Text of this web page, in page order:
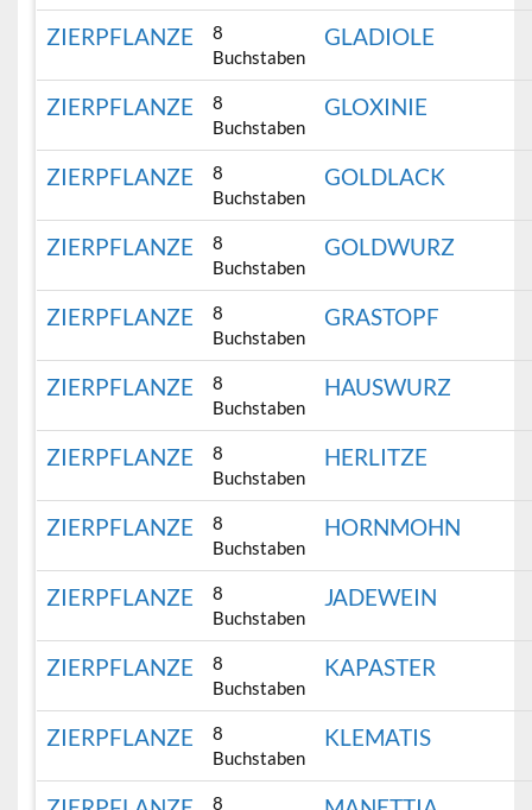
ZIERPFLANZE
8
Buchstaben
GLADIOLE
ZIERPFLANZE
8
Buchstaben
GLOXINIE
ZIERPFLANZE
8
Buchstaben
GOLDLACK
ZIERPFLANZE
8
Buchstaben
GOLDWURZ
ZIERPFLANZE
8
Buchstaben
GRASTOPF
ZIERPFLANZE
8
Buchstaben
HAUSWURZ
ZIERPFLANZE
8
Buchstaben
HERLITZE
ZIERPFLANZE
8
Buchstaben
HORNMOHN
ZIERPFLANZE
8
Buchstaben
JADEWEIN
ZIERPFLANZE
8
Buchstaben
KAPASTER
ZIERPFLANZE
8
Buchstaben
KLEMATIS
8